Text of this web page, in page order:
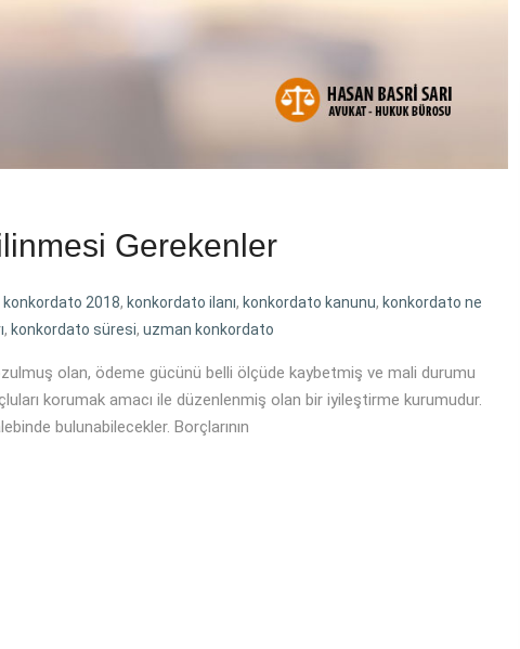
Gerekenler
konkordato 2018, konkordato ilanı, konkordato kanunu, konkordato ne
, konkordato süresi, uzman konkordato
olan, ödeme gücünü belli ölçüde kaybetmiş ve mali durumu
korumak amacı ile düzenlenmiş olan bir iyileştirme kurumudur.
bulunabilecekler. Borçlarının